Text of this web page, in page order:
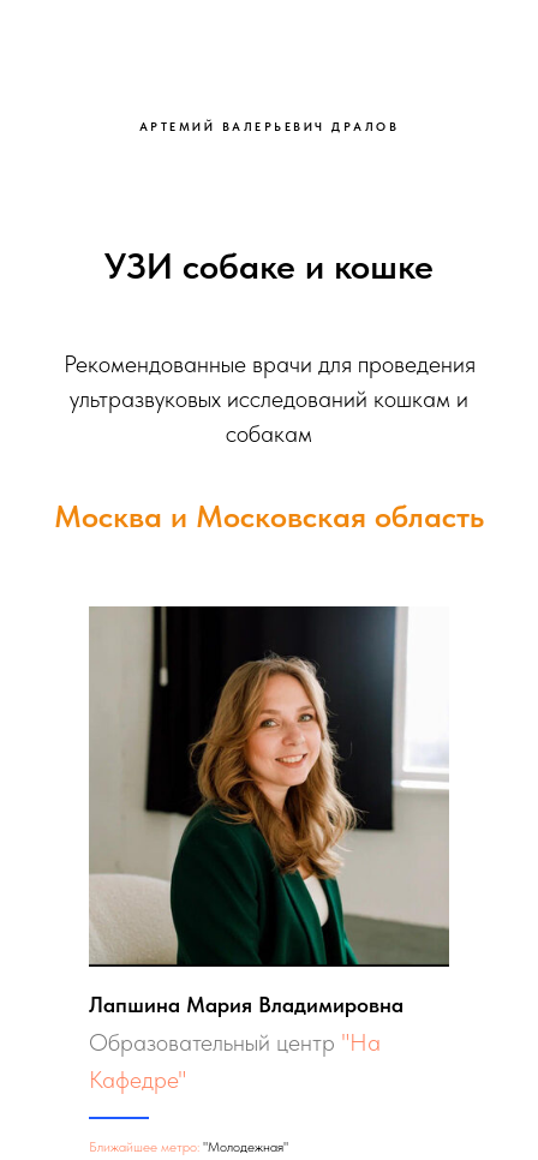
АРТЕМИЙ ВАЛЕРЬЕВИЧ ДРАЛОВ
УЗИ собаке и кошке
Рекомендованные врачи для проведения
ультразвуковых исследований кошкам и
собакам
Москва и Московская область
Лапшина Мария Владимировна
Образовательный центр "На
Кафедре"
Ближайшее метро: "Молодежная"